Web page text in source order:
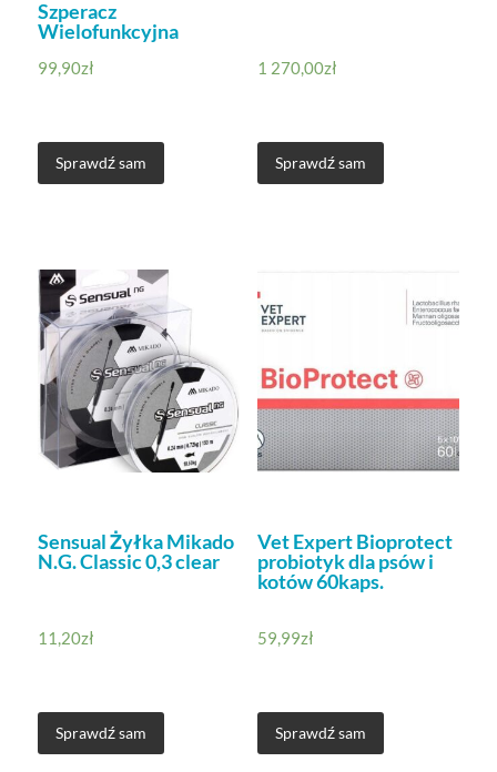
Szperacz
Wielofunkcyjna
99,90zł
Sprawdź sam
1 270,00zł
Sprawdź sam
Sensual Żyłka Mikado
N.G. Classic 0,3 clear
11,20zł
Sprawdź sam
Vet Expert Bioprotect
probiotyk dla psów i
kotów 60kaps.
59,99zł
Sprawdź sam